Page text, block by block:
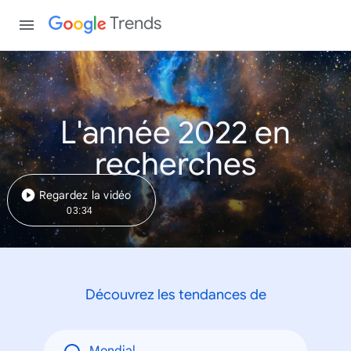
Trends
L'année 2022 en
recherches
Regardez la vidéo
03:34
Découvrez les tendances de